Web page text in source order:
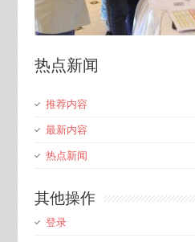
热点新闻
推荐内容
最新内容
热点新闻
其他操作
登录